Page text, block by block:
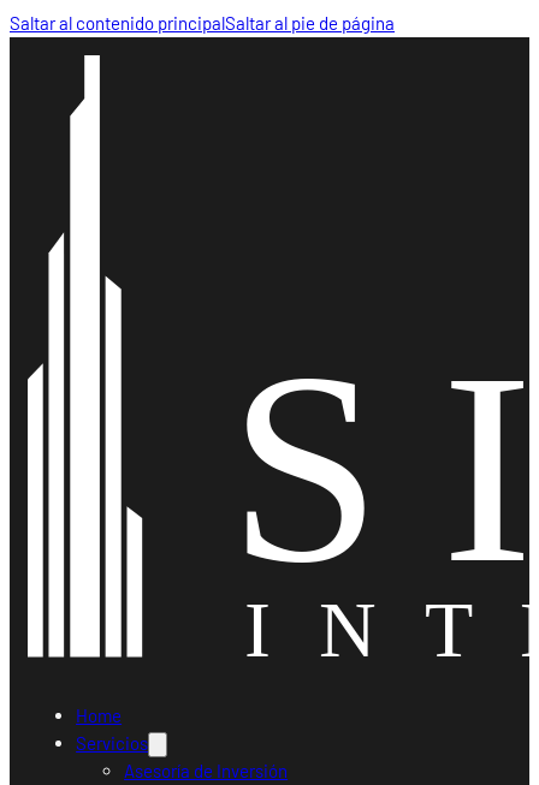
Saltar al contenido principalSaltar al pie de página
Home
Servicios
Asesoría de Inversión